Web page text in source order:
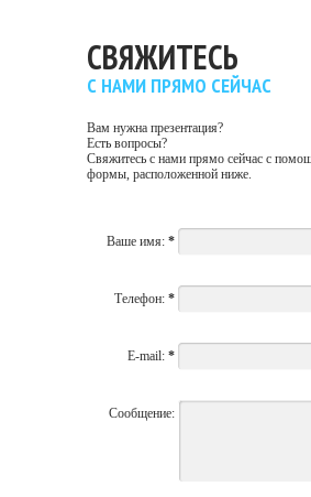
СВЯЖИТЕСЬ
С НАМИ ПРЯМО СЕЙЧАС
Вам нужна презентация?
Есть вопросы?
Свяжитесь с нами прямо сейчас с
формы, расположенной ниже.
Ваше имя: *
Телефон: *
E-mail: *
Сообщение: